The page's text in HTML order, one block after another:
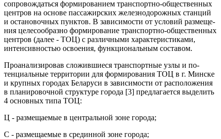
сопровождаться формированием транспортно-общественных
центров на основе пассажирских железнодорожных станций
и остановочных пунктов. В зависимости от условий размеще­
ния целесообразно формирование транспортно-обществен­ных
центров (далее - ТОЦ) с различными характеристиками,
интенсивностью освоения, функциональным составом.
Проанализировав сложившиеся транспортные узлы и по­
тенциальные территории для формирования ТОЦ в г. Минске
и крупных городах Беларуси в зависимости от расположения
в планировочной структуре города [3] предлагается выделить
4 основных типа ТОЦ:
Ц - размещаемые в центральной зоне города;
С - размещаемые в срединной зоне города;